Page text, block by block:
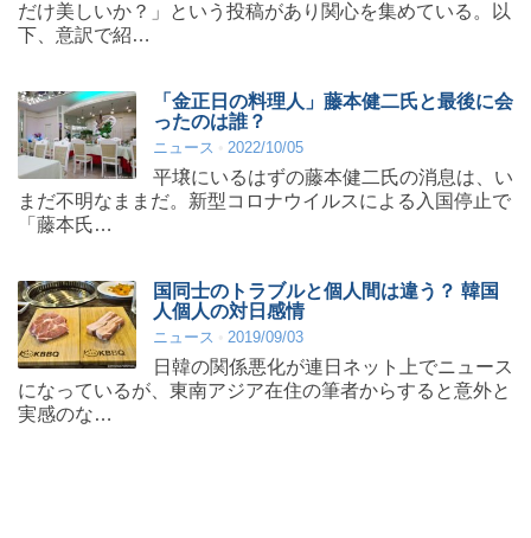
だけ美しいか？」という投稿があり関心を集めている。以
下、意訳で紹…
「金正日の料理人」藤本健二氏と最後に会
ったのは誰？
ニュース 2022/10/05
平壌にいるはずの藤本健二氏の消息は、い
まだ不明なままだ。新型コロナウイルスによる入国停止で
「藤本氏…
国同士のトラブルと個人間は違う？ 韓国
人個人の対日感情
ニュース 2019/09/03
日韓の関係悪化が連日ネット上でニュース
になっているが、東南アジア在住の筆者からすると意外と
実感のな…